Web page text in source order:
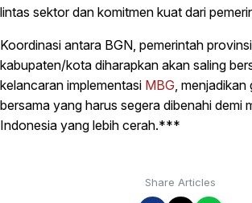
lintas sektor dan komitmen kuat dari
Koordinasi antara BGN, pemerintah
kabupaten/kota diharapkan akan saling
kelancaran implementasi MBG, menjadikan
bersama yang harus segera dibenahi demi
Indonesia yang lebih cerah.***
Share Articles